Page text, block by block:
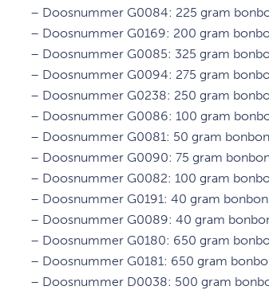
– Doosnummer G0084: 225 gram
– Doosnummer G0169: 200 gram
– Doosnummer G0085: 325 gram
– Doosnummer G0094: 275 gram
– Doosnummer G0238: 250 gram
– Doosnummer G0086: 100 gram
– Doosnummer G0081: 50 gram
– Doosnummer G0090: 75 gram
– Doosnummer G0082: 100 gram
– Doosnummer G0191: 40 gram
– Doosnummer G0089: 40 gram
– Doosnummer G0180: 650 gram
– Doosnummer G0181: 650 gram
– Doosnummer D0038: 500 gram